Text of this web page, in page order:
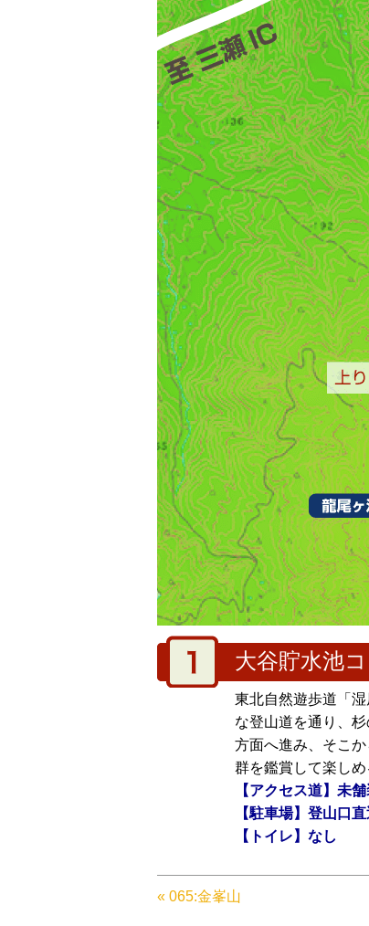
大谷貯水池
東北自然遊歩道「
な登山道を通り、
方面へ進み、そこ
群を鑑賞して楽しめ
【アクセス道】未
【駐車場】登山口
【トイレ】なし
« 065:金峯山